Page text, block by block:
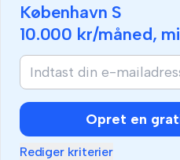
København S
10.000 kr/måned,
Opret en
Rediger kriterier